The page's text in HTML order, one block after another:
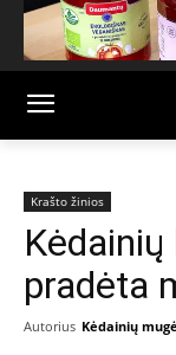
Krašto žinios
pradėta
Autorius Kėdainių